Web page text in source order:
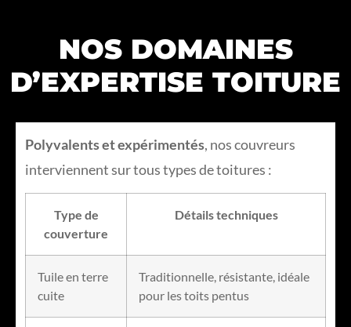
NOS DOMAINES
D’EXPERTISE TOITURE
Polyvalents et expérimentés, nos couvreurs
interviennent sur tous types de toitures :
Type de
couverture
Détails techniques
Tuile en terre
cuite
Traditionnelle, résistante, idéale
pour les toits pentus